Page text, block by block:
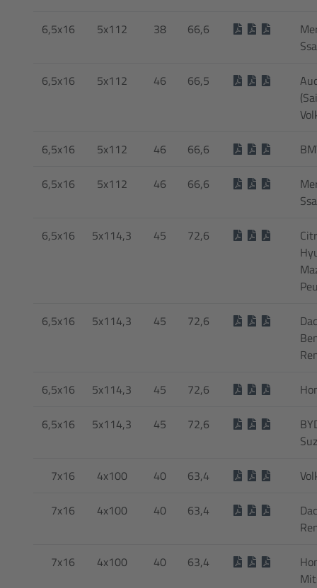
6,5x16 5x112 38 66,6
6,5x16 5x112 46 66,5
6,5x16 5x112 46 66,6
6,5x16 5x112 46 66,6
6,5x16 5x114,3 45 72,6
6,5x16 5x114,3 45 72,6
6,5x16 5x114,3 45 72,6
6,5x16 5x114,3 45 72,6
7x16 4x100 40 63,4
7x16 4x100 40 63,4
7x16 4x100 40 63,4